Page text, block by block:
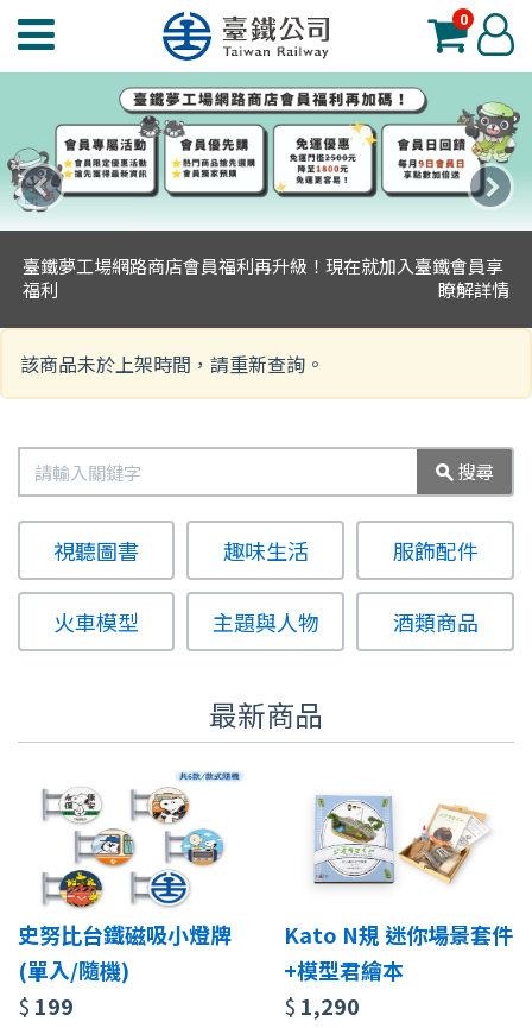
臺
鐵
場
功
選
0 登
入
臺鐵夢工場網路商店會員福利再升級！現在就加入臺鐵會員享
福利
瞭解詳情
上
一
則
題
下
一
則
該商品未於上架時間，請重新查詢。
搜尋
視聽圖書 趣味生活 服飾配件
火車模型 主題與人物 酒類商品
最新商品
史努比台鐵磁吸小燈牌
(單入/隨機)
$ 199
Kato N規 迷你場景套件
+模型君繪本
$ 1,290